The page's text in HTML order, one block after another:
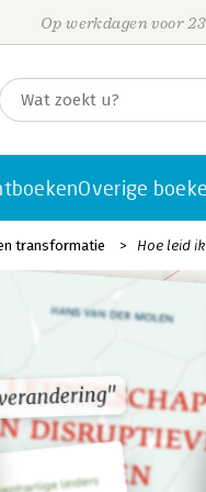
Op werkdagen voor
Overige
transformatie Hoe leid